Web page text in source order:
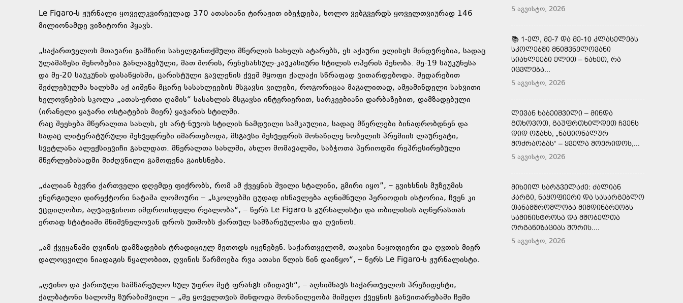
Le Figaro-ს ჟურნალი ყოველკვირეულად 370 ათასიანი ტირაჟით იბეჭდება, ხოლო ვებგვერდს ყოველთვიურად 146
მილიონამდე ვიზიტორი ჰყავს.
„საქართველოს მთავარი გამზირი სახელგანთქმული მწერლის სახელს ატარებს, ეს აქაური ელისეს მინდვრებია, სადაც
ულამაზესი შენობებია განლაგებული, მათ შორის, რენესანსულ-კავკასიური სტილის ოპერის შენობა. მე-19 საუკუნესა
და მე-20 საუკუნის დასაწყისში, ცარისტული გავლენის ქვეშ მყოფი ქალაქი სწრაფად ვითარდებოდა. შედარებით
შეძლებულმა ხალხმა აქ აიშენა მცირე სასახლეების მსგავსი ვილები, როგორიცაა მაგალითად, ამჟამინდელი სახვითი
ხელოვნების სკოლა „ათას-ერთი ღამის“ სასახლის მსგავსი ინტერიერით, სარკეებიანი დარბაზებით, დამზადებული
(ირანელი ყაჯარი ოსტატების მიერ) ყაჯარის სტილში.
რაც შეეხება მწერალთა სახლს, ეს არტ-ნუვოს სტილის ნამდვილი სამკაულია, სადაც მწერლები ბინადრობდნენ და
სადაც ლიტერატურული შეხვედრები იმართებოდა, მსგავსი შეხვედრის მონაწილე ნობელის პრემიის ლაურეატი,
სვეტლანა ალექსიევიჩი გახლდათ. მწერალთა სახლში, ახლო მომავალში, საბჭოთა პერიოდში რეპრესირებული
მწერლებისადმი მიძღვნილი გამოფენა გაიხსნება.
„ძალიან ბევრი ქართველი დღემდე ფიქრობს, რომ ამ ქვეყნის შვილი სტალინი, გმირი იყო”, – გვიხსნის მუზეუმის
ენერგიული დირექტორი ნატაშა ლომოური – „სკოლებში ცუდად ისწავლება აღნიშნული პერიოდის ისტორია, ჩვენ კი
ვცდილობთ, აღვადგინოთ იმდროინდელი რეალობა“, – წერს Le Figaro-ს ჟურნალისტი და თბილისის აღწერასთან
ერთად სტატიაში მნიშვნელოვან დროს უთმობს ქართულ სამზარეულოსა და ღვინოს.
„ამ ქვეყანაში ღვინის დამზადების ტრადიციულ მეთოდს იყენებენ. საქართველომ, თავისი ნაყოფიერი და ღვთის მიერ
დალოცვილი ნიადაგის წყალობით, ღვინის წარმოება რვა ათასი წლის წინ დაიწყო“, – წერს Le Figaro-ს ჟურნალისტი.
„ღვინო და ქართული სამზარეულო სულ უფრო მეტ ფრანგს იზიდავს“, – აღნიშნავს საქართველოს პრეზიდენტი,
ქალბატონი სალომე ზურაბიშვილი – „მე ყოველთვის მინდოდა მონაწილეობა მიმეღო ქვეყნის განვითარებაში ჩემი
5 აგვისტო, 2026
📚 1-ᲔᲚ, ᲛᲔ-7 ᲓᲐ ᲛᲔ-10 ᲙᲚᲐᲡᲔᲚᲔᲑᲡ
ᲡᲙᲝᲚᲔᲑᲨᲘ ᲛᲜᲘᲨᲕᲜᲔᲚᲝᲕᲐᲜᲘ
ᲡᲘᲐᲮᲚᲔᲔᲑᲘ ᲔᲚᲘᲗ – ᲜᲐᲮᲔᲗ, ᲠᲐ
ᲘᲪᲕᲚᲔᲑᲐ...
5 აგვისტო, 2026
ᲚᲔᲕᲐᲜ ᲮᲐᲑᲔᲘᲨᲕᲘᲚᲘ – ᲛᲘᲜᲓᲐ
ᲒᲗᲮᲝᲕᲝᲗ, ᲒᲐᲣᲤᲠᲗᲮᲘᲚᲓᲔᲗ ᲩᲕᲔᲜᲡ
ᲓᲘᲓ ᲝᲯᲐᲮᲡ, „ᲜᲐᲪᲘᲝᲜᲐᲚᲣᲠ
ᲛᲝᲫᲠᲐᲝᲑᲐᲡ“ – ᲧᲕᲔᲚᲐ ᲛᲝᲔᲠᲘᲓᲝᲡ,...
5 აგვისტო, 2026
ᲛᲘᲮᲔᲘᲚ ᲡᲐᲠᲯᲕᲔᲚᲐᲫᲔ: ᲫᲐᲚᲘᲐᲜ
ᲙᲐᲠᲒᲘ, ᲜᲐᲧᲝᲤᲘᲔᲠᲘ ᲓᲐ ᲡᲐᲡᲐᲠᲒᲔᲑᲚᲝ
ᲗᲐᲜᲐᲛᲨᲠᲝᲛᲚᲝᲑᲐ ᲛᲘᲛᲓᲘᲜᲐᲠᲔᲝᲑᲡ
ᲡᲐᲛᲘᲜᲘᲡᲢᲠᲝᲡᲐ ᲓᲐ ᲛᲨᲝᲑᲔᲚᲗᲐ
ᲝᲠᲒᲐᲜᲘᲖᲐᲪᲘᲐᲡ ᲨᲝᲠᲘᲡ....
5 აგვისტო, 2026